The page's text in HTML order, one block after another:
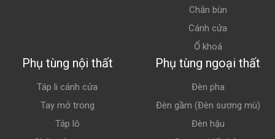
Chắn bùn
Cánh cửa
Ổ khoá
Phụ tùng nội thất
Táp li cánh cửa
Tay mở trong
Táp lô
Phụ tùng ngoại thất
Đèn pha
Đèn gầm (Đèn sương mù)
Đèn hậu